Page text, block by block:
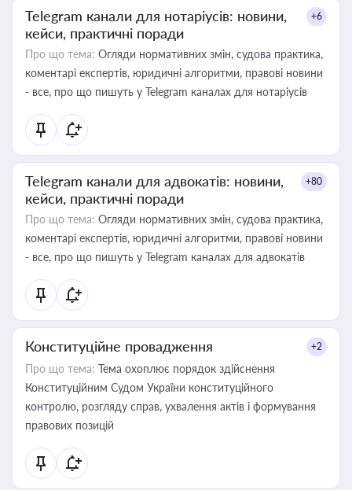
Telegram канали для нотаріусів: новини,
кейси, практичні поради
+6
Про що тема: Огляди нормативних змін, судова практика,
коментарі експертів, юридичні алгоритми, правові новини
- все, про що пишуть у Telegram каналах для нотаріусів
Telegram канали для адвокатів: новини,
кейси, практичні поради
+80
Про що тема: Огляди нормативних змін, судова практика,
коментарі експертів, юридичні алгоритми, правові новини
- все, про що пишуть у Telegram каналах для адвокатів
Конституційне провадження +2
Про що тема: Тема охоплює порядок здійснення
Конституційним Судом України конституційного
контролю, розгляду справ, ухвалення актів і формування
правових позицій